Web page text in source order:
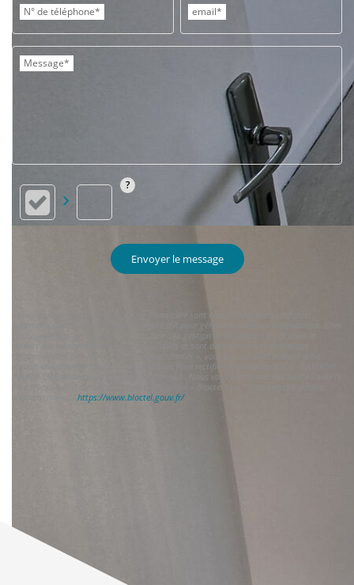
N° de téléphone* email*
Message*
Envoyer le message
« Les informations recueillies sur ce formulaire sont enregistrées dans un fichier
informatisé par TLG - CATENNE IMMOBILIER pour gérer votre demande de contact. Elles
sont conservées pour la durée nécessaire à la gestion de la relation client dans le
respect des prescriptions légales applicables et sont destinées à nos conseillers
Conformément à la loi « informatique et libertés », vous pouvez exercer votre droit
d'accès aux données vous concernant et les faire rectifier en contactant TLG - CATENNE
IMMOBILIER severine.catenne1@tlg-catenne.fr. Nous vous informons de l'existence de la
liste d'opposition au démarchage téléphonique « Bloctel », sur laquelle vous pouvez
https://www.bloctel.gouv.fr/»